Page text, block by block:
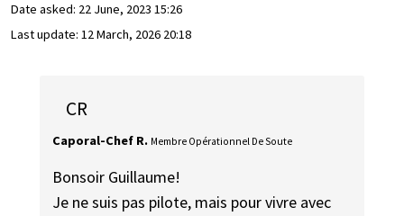
Date asked: 22 June, 2023 15:26
Last update: 12 March, 2026 20:18
CR
Caporal-Chef R. Membre Opérationnel De Soute
Bonsoir Guillaume!
Je ne suis pas pilote, mais pour vivre avec